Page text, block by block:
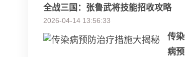
全战三国：张鲁武将技能招收攻略
2026-04-14 13:56:33
传染
病预